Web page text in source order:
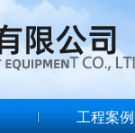
工程案例